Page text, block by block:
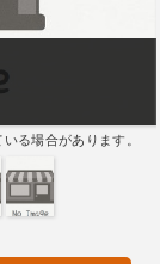
る場合があります。